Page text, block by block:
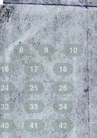
8 9
10
16 17
18
24 25
26
32 33
34
40 41
42